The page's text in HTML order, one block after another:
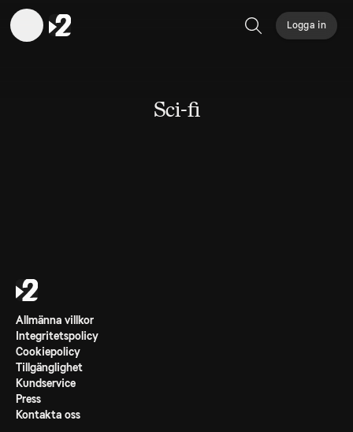
Sök
Logga in
Sci-fi
Allmänna villkor
Integritetspolicy
Cookiepolicy
Tillgänglighet
Kundservice
Press
Kontakta oss